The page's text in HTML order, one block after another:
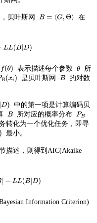
，贝叶斯网
在
表示描述每个参数
所
是贝叶斯网
的对数
中的第一项是计算编码贝
所对应的概率分布
转化为一个优化任务，即寻
最小。
描述，则得到AIC(Akaike
Information Criterion)